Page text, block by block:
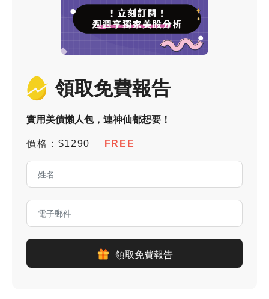
領取免費報告
實用美債懶人包，連神仙都想要！
價格：$1290 FREE
領取免費報告